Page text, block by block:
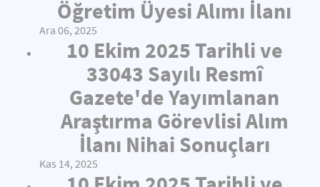
Öğretim Üyesi Alımı İlanı
Ara 06, 2025
10 Ekim 2025 Tarihli ve
33043 Sayılı Resmî
Gazete'de Yayımlanan
Araştırma Görevlisi Alım
İlanı Nihai Sonuçları
Kas 14, 2025